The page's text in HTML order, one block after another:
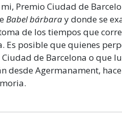
Premio Ciudad de
Babel bárbaray donde se
de los tiempos que
Es posible que quienes
de Barcelona o que
Agermanament,